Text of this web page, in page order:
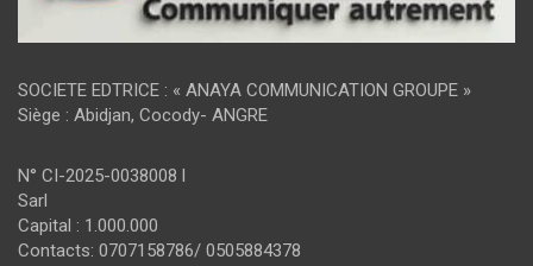
SOCIETE EDTRICE : « ANAYA COMMUNICATION GROUPE »
Siège : Abidjan, Cocody- ANGRE
N° CI-2025-0038008 l
Sarl
Capital : 1.000.000
Contacts: 0707158786/ 0505884378